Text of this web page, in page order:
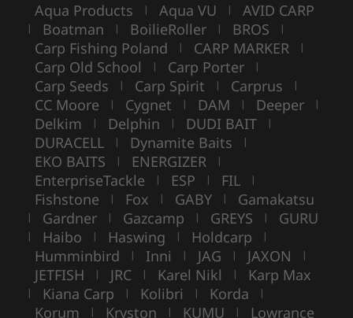
Aqua Products | Aqua VU | AVID CARP
| Boatman | BoilieRoller | BROS |
Carp Fishing Poland | CARP MARKER |
Carp Old School | Carp Porter |
Carp Seeds | Carp Spirit | Carprus |
CC Moore | Cygnet | DAM | Deeper |
Delkim | Delphin | DUDI BAIT |
DURACELL | Dynamite Baits |
EKO BAITS | ENERGIZER |
EnterpriseTackle | ESP | FIL |
Fishstone | Fox | GABY | Gamakatsu
| Gardner | Gazcamp | GREYS | GURU
| Haibo | Haswing | Holdcarp |
Humminbird | Inni | JAG | JAXON |
JETFISH | JRC | Karel Nikl | Karp Max
| Kiana Carp | Kolibri | Korda |
Korum | Kryston | KUMU | Lowrance